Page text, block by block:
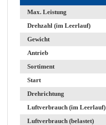
Max. Leistung
Drehzahl (im Leerlauf)
Gewicht
Antrieb
Sortiment
Start
Drehrichtung
Luftverbrauch (im Leerlauf)
Luftverbrauch (belastet)